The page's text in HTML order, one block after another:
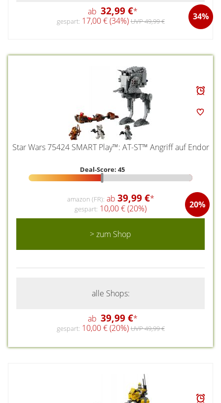
ab 32,99 €* 34%
gespart: 17,00 € (34%)UVP 49,99 €
Star Wars 75424 SMART Play™: AT-ST™ Angriff auf Endor
Deal-Score: 45
amazon (FR): ab 39,99 €*
20%
gespart: 10,00 € (20%)
> zum Shop
alle Shops:
ab 39,99 €*
gespart: 10,00 € (20%)UVP 49,99 €